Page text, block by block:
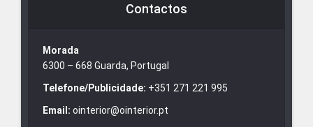
Contactos
Morada
6300 – 668 Guarda, Portugal
Telefone/Publicidade: +351 271 221 995
Email: ointerior@ointerior.pt